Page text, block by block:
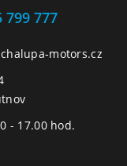
799 777
motors.cz
- 17.00 hod.